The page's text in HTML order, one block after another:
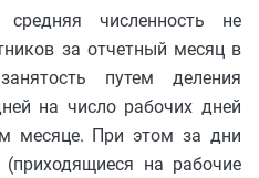
численность не
за отчетный месяц в
путем деления
на число рабочих дней
месяце. При этом за дни
(приходящиеся на рабочие